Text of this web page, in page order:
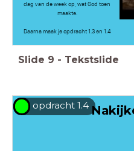
dag van de week op, wat God toen
maakte.
Daarna maak je opdracht 1.3 en 1.4
Slide 9 - Tekstslide
opdracht 1.4